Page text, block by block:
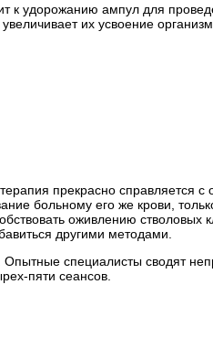
к удорожанию ампул для
их усвоение
прекрасно
больному его же крови,
оживлению
другими методами.
Опытные специалисты сводят
пяти сеансов.